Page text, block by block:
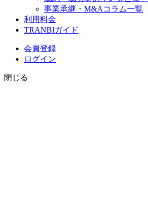
事業承継・M&Aコラム一覧
利用料金
TRANBIガイド
会員登録
ログイン
閉じる